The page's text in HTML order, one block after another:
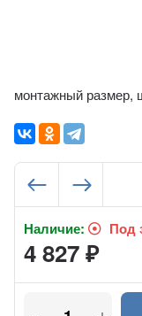
монтажный размер,
Наличие: Под
4 827₽